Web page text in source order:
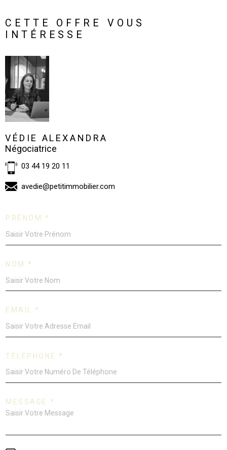
CETTE OFFRE VOUS
INTÉRESSE
VÉDIE ALEXANDRA
Négociatrice
03 44 19 20 11
avedie@petitimmobilier.com
PRÉNOM *
NOM *
EMAIL *
TÉLÉPHONE *
MESSAGE *